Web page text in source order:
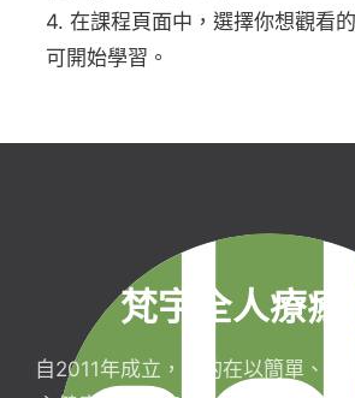
4. 在課程頁面中，選擇你想觀看
可開始學習。
梵宇全人療癒
自2011年成立，目的在以簡單、有